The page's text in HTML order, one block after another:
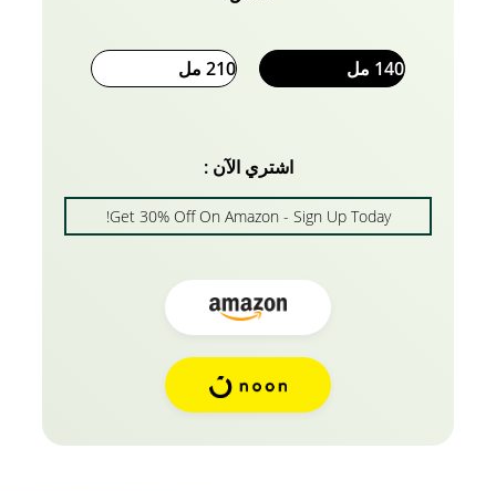
140 مل 210 مل
اشتري الآن :
Get 30% Off On Amazon - Sign Up Today!